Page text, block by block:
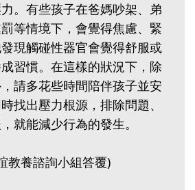
。有些孩子在爸媽吵架、弟
等情境下，會覺得焦慮、緊
現觸碰性器官會覺得舒服或
習慣。在這樣的狀況下，除
請多花些時間陪伴孩子並安
找出壓力根源，排除問題、
就能減少行為的發生。
教養諮詢小組答覆)